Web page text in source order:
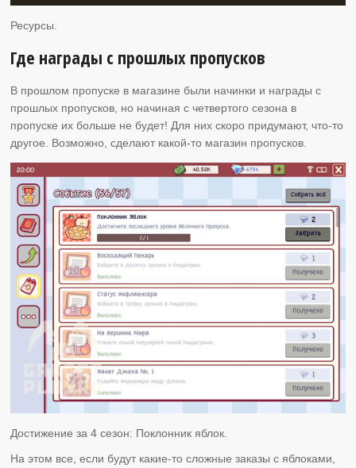
Ресурсы.
Где награды с прошлых пропусков
В прошлом пропуске в магазине были начинки и награды с
прошлых пропусков, но начиная с четвертого сезона в
пропуске их больше не будет! Для них скоро придумают, что-то
другое. Возможно, сделают какой-то магазин пропусков.
Достижение за 4 сезон: Поклонник яблок.
На этом все, если будут какие-то сложные заказы с яблоками,